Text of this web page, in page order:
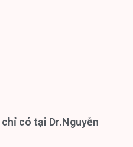
có tại Dr.Nguyễn